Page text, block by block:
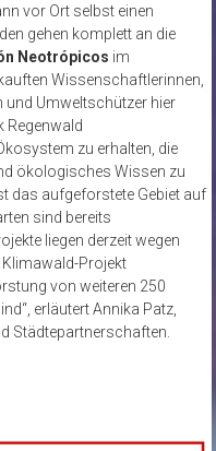
vor Ort selbst einen
gehen komplett an die
Neotrópicos im
kauften Wissenschaftlerinnen,
Umweltschützer hier
Regenwald
zu erhalten, die
ökologisches Wissen zu
das aufgeforstete Gebiet auf
sind bereits
liegen derzeit wegen
Projekt
von weiteren 250
erläutert Annika Patz,
Städtepartnerschaften.